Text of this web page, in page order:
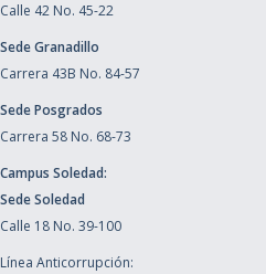
Calle 42 No. 45-22
Sede Granadillo
Carrera 43B No. 84-57
Sede Posgrados
Carrera 58 No. 68-73
Campus Soledad:
Sede Soledad
Calle 18 No. 39-100
Línea Anticorrupción: